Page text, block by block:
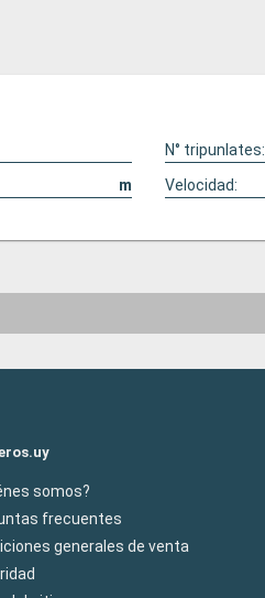
N° tripunlates:
m Velocidad:
somos?
frecuentes
generales de venta